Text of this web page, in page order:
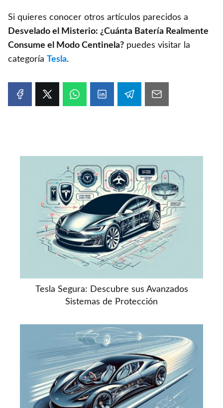
Si quieres conocer otros artículos parecidos a
Desvelado el Misterio: ¿Cuánta Batería Realmente
Consume el Modo Centinela? puedes visitar la
categoría Tesla.
Tesla Segura: Descubre sus Avanzados
Sistemas de Protección